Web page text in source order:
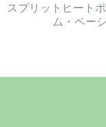
スプリットヒート
ム・ベー